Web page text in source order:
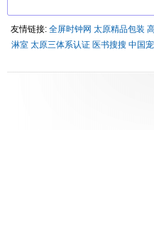
友情链接: 全屏时钟网 太原精品包装
淋室 太原三体系认证 医书搜搜 中国